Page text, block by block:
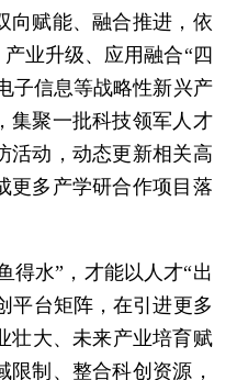
向赋能、融合推进，依
业升级、应用融合“四
子信息等战略性新兴产
集聚一批科技领军人才
活动，动态更新相关高
更多产学研合作项目落
得水”，才能以人才“出
平台矩阵，在引进更多
壮大、未来产业培育赋
制、整合科创资源，